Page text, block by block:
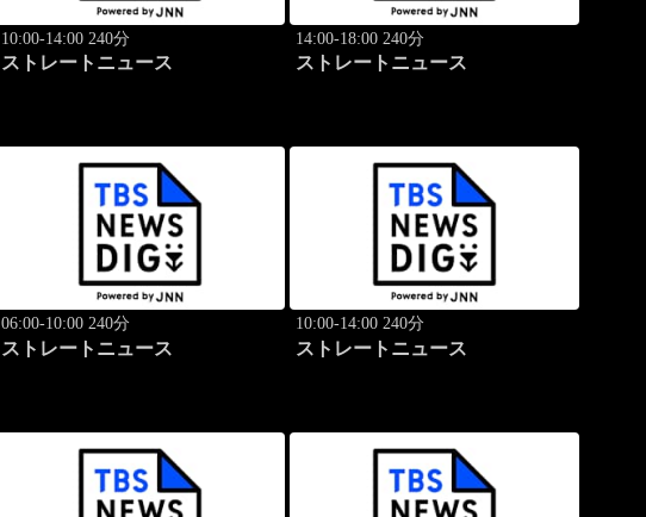
10:00-14:00 240分
ストレートニュース
14:00-18:00 240分
ストレートニュース
06:00-10:00 240分
ストレートニュース
10:00-14:00 240分
ストレートニュース